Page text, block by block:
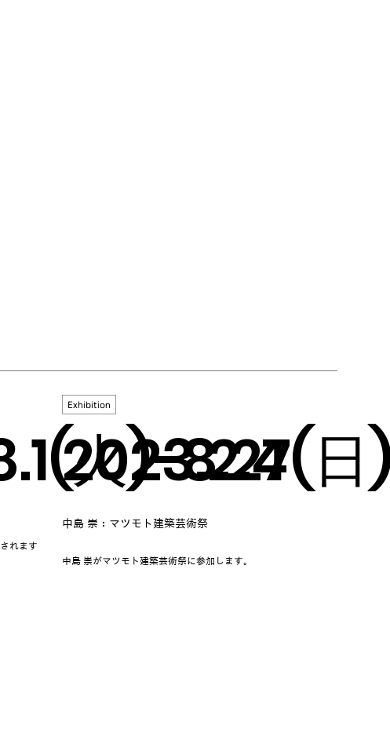
火)-8.27(日
れます
2023.2.4
Exhibition
中島 崇がマツモト建築芸術祭に参加します。
中島 崇：マツモト建築芸術祭